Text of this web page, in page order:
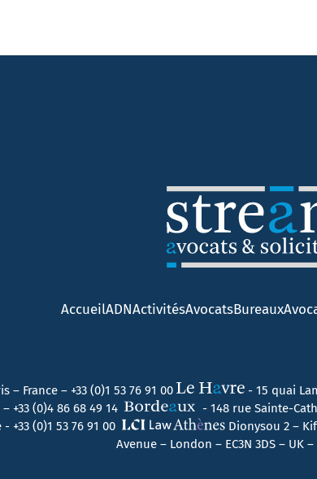
AccueilADNActivitésAvocatsBureaux
– France – +33 (0)1 53 76 91 00 - 15 quai
– +33 (0)4 86 68 49 14 - 148 rue Sainte-
+33 (0)1 53 76 91 00
Dionysou 2 –
Avenue – London – EC3N 3DS – UK –